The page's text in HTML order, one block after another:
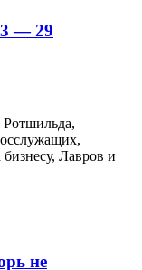
— 29
Лавров и
не